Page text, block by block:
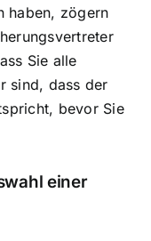
haben, zögern
Sie alle
sind, dass der
bevor Sie
einer